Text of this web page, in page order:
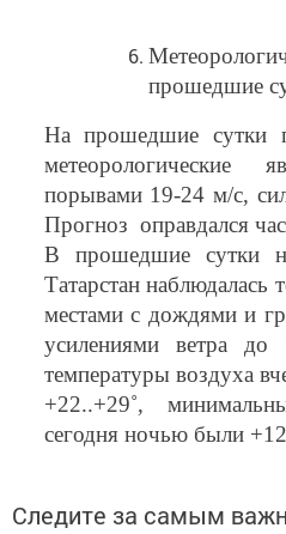
прошедшие
На прошедшие сутки
метеорологические
порывами 19-24 м/с,
Прогноз оправдался
В прошедшие сутки
Татарстан наблюдалась
местами с дождями и
усилениями ветра
температуры воздуха
+22..+29˚,
сегодня ночью были
Следите за самым